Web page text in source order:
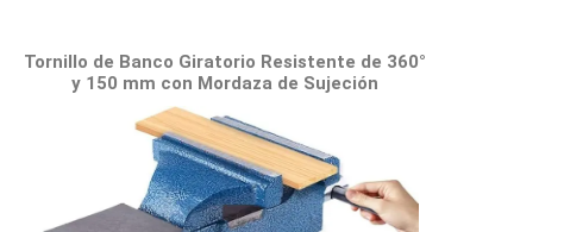
Tornillo de Banco Giratorio Resistente de 360°
y 150 mm con Mordaza de Sujeción